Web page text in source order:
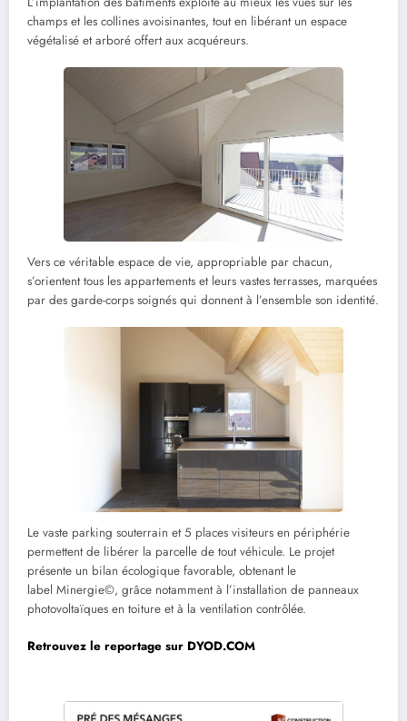
champs et les collines avoisinantes, tout en libérant un espace
végétalisé et arboré offert aux acquéreurs.
Vers ce véritable espace de vie, appropriable par chacun,
s’orientent tous les appartements et leurs vastes terrasses, marquées
par des garde-corps soignés qui donnent à l’ensemble son identité.
Le vaste parking souterrain et 5 places visiteurs en périphérie
permettent de libérer la parcelle de tout véhicule. Le projet
présente un bilan écologique favorable, obtenant le
label Minergie©, grâce notamment à l’installation de panneaux
photovoltaïques en toiture et à la ventilation contrôlée.
Retrouvez le reportage sur DYOD.COM